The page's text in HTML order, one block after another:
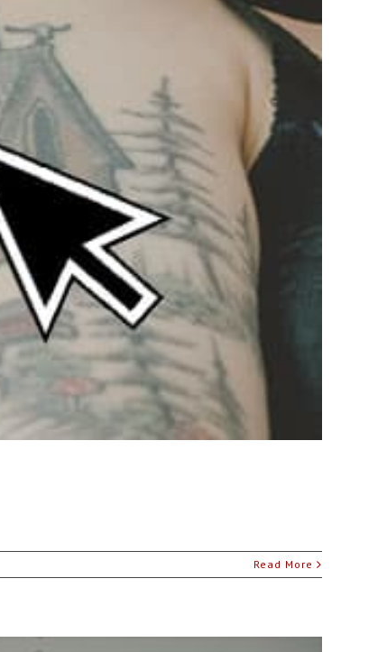
Read More